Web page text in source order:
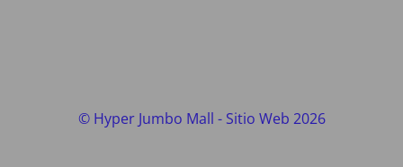
© Hyper Jumbo Mall - Sitio Web 2026